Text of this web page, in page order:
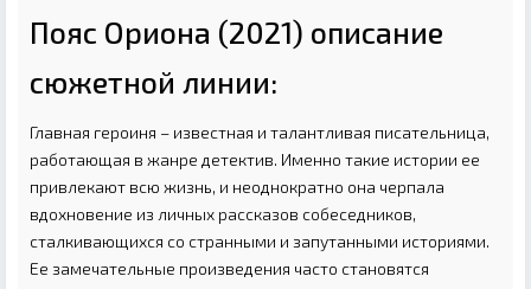
Пояс Ориона (2021) описание
сюжетной линии:
Главная героиня – известная и талантливая писательница,
работающая в жанре детектив. Именно такие истории ее
привлекают всю жизнь, и неоднократно она черпала
вдохновение из личных рассказов собеседников,
сталкивающихся со странными и запутанными историями.
Ее замечательные произведения часто становятся